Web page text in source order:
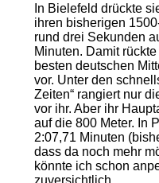
In Bielefeld drückte
ihren bisherigen
rund drei Sekunden
Minuten. Damit
besten deutschen
vor. Unter den
Zeiten“ rangiert nur
vor ihr. Aber ihr
auf die 800 Meter. In
2:07,71 Minuten
dass da noch mehr
könnte ich schon
zuversichtlich.